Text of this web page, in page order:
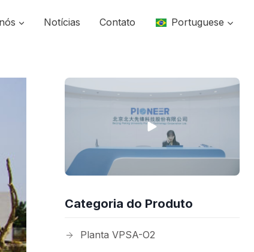
Notícias Contato Portuguese
Categoria do Produto
Planta VPSA-O2